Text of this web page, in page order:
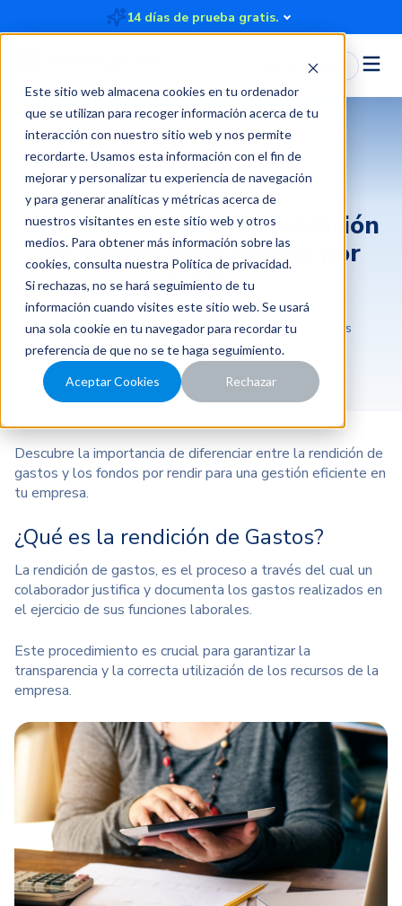
Este sitio web almacena cookies en tu ordenador
que se utilizan para recoger información acerca de tu
interacción con nuestro sitio web y nos permite
recordarte. Usamos esta información con el fin de
mejorar y personalizar tu experiencia de navegación
y para generar analíticas y métricas acerca de
nuestros visitantes en este sitio web y otros
medios. Para obtener más información sobre las
cookies, consulta nuestra Política de privacidad.
Si rechazas, no se hará seguimiento de tu
información cuando visites este sitio web. Se usará
una sola cookie en tu navegador para recordar tu
preferencia de que no se te haga seguimiento.
Aceptar Cookies Rechazar
14 días de prueba gratis.
Iniciar Sesión
Diferencias entre la rendición
de gastos y los fondos por
rendir
2024-11-04 15:23:23 4 minutos Rindegastos
Descubre la importancia de diferenciar entre la rendición de
gastos y los fondos por rendir para una gestión eficiente en
tu empresa.
¿Qué es la rendición de Gastos?
La rendición de gastos, es el proceso a través del cualun
colaborador justifica y documenta los gastos realizados en
el ejercicio de sus funciones laborales.
Este procedimiento es crucial para garantizar la
transparencia y la correcta utilización de los recursos de la
empresa.